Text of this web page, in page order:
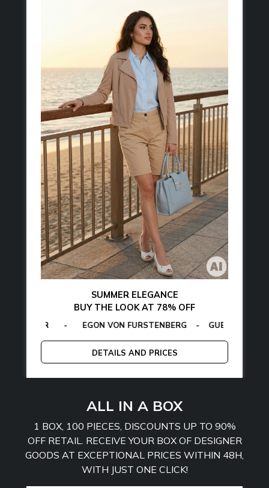
SUMMER ELEGANCE
BUY THE LOOK AT 78% OFF
- EGON VON FURSTENBERG - GUESS
DETAILS AND PRICES
CALVIN KLEIN - LA MARTINA - MCS - PLEIN SPORT
ALL IN A BOX
1 BOX, 100 PIECES, DISCOUNTS UP TO 90%
OFF RETAIL. RECEIVE YOUR BOX OF DESIGNER
GOODS AT EXCEPTIONAL PRICES WITHIN 48H,
WITH JUST ONE CLICK!